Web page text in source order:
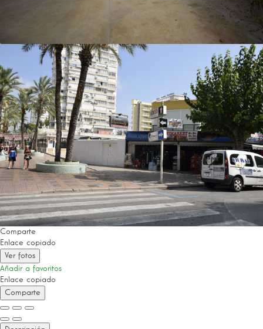
Comparte
Enlace copiado
Ver fotos
Añadir a favoritos
Enlace copiado
Comparte